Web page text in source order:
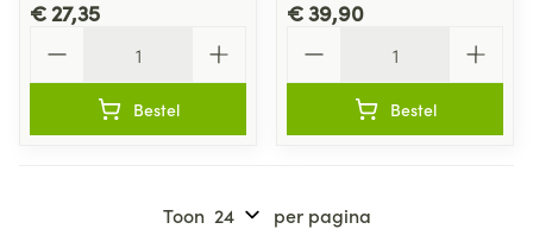
€ 27,35
Bestel
€ 39,90
Bestel
Toon per pagina